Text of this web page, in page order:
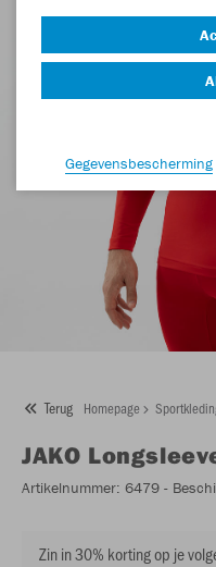
Terug Homepage
JAKO
Artikelnummer: 6479 -
Zin in 30% korting op je
Gegevensbescherming